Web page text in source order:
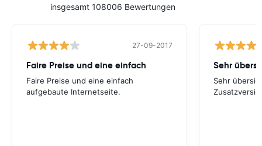
insgesamt 108006 Bewertungen
27-09-2017
Faire Preise und eine einfach
Faire Preise und eine einfach
aufgebaute Internetseite.
Sehr